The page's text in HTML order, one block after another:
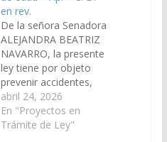
en rev.
De la señora Senadora
ALEJANDRA BEATRIZ
NAVARRO, la presente
ley tiene por objeto
prevenir accidentes,
hechos de daños a
terceros, violencia
escolar y suicidios de
abril 24, 2026
En "Proyectos en
Trámite de Ley"